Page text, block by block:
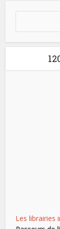
Les librairies